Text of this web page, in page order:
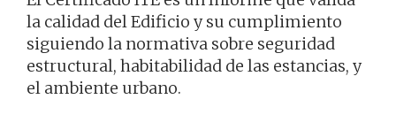
la calidad del Edificio y su cumplimiento
siguiendo la normativa sobre seguridad
estructural, habitabilidad de las estancias, y
el ambiente urbano.